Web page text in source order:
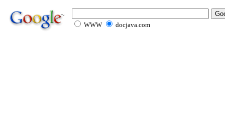
WWW docjava.com